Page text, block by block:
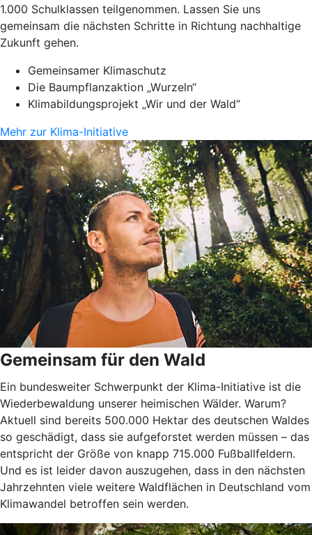
1.000 Schulklassen teilgenommen. Lassen Sie uns
gemeinsam die nächsten Schritte in Richtung nachhaltige
Zukunft gehen.
Gemeinsamer Klimaschutz
Die Baumpflanzaktion „Wurzeln“
Klimabildungsprojekt „Wir und der Wald“
Mehr zur Klima-Initiative
Gemeinsam für den Wald
Ein bundesweiter Schwerpunkt der Klima-Initiative ist die
Wiederbewaldung unserer heimischen Wälder. Warum?
Aktuell sind bereits 500.000 Hektar des deutschen Waldes
so geschädigt, dass sie aufgeforstet werden müssen – das
entspricht der Größe von knapp 715.000 Fußballfeldern.
Und es ist leider davon auszugehen, dass in den nächsten
Jahrzehnten viele weitere Waldflächen in Deutschland vom
Klimawandel betroffen sein werden.